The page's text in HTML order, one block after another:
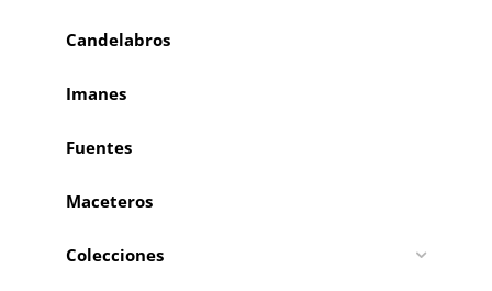
Candelabros
Imanes
Fuentes
Maceteros
Colecciones